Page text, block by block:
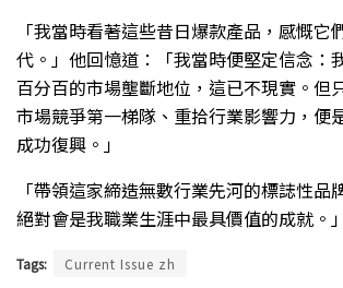
「我當時看著這些昔日爆款產品，感慨它
代。」他回憶道：「我當時便堅定信念：
百分百的市場壟斷地位，這已不現實。但
市場競爭第一梯隊、重拾行業影響力，便
成功復興。」
「帶領這家締造無數行業先河的標誌性品
絕對會是我職業生涯中最具價值的成就。」
Tags: Current Issue zh